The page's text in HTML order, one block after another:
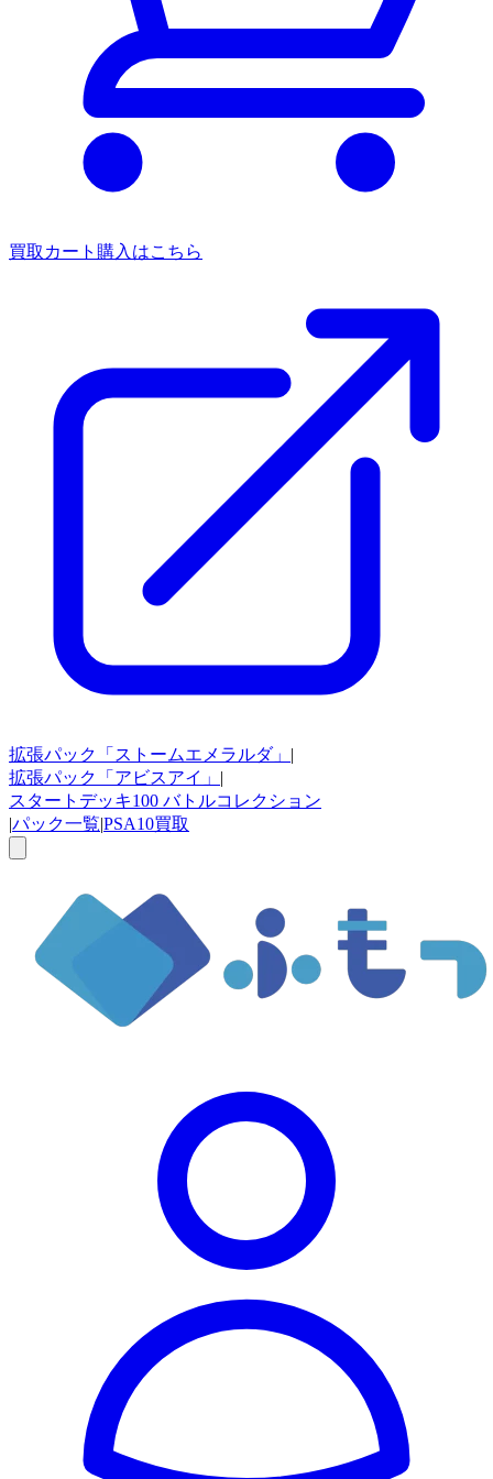
買取カート 購入はこちら
拡張パック 「ストームエメラルダ」 |
拡張パック
「アビスアイ」 |
スタートデッキ100 バトルコレクション
|パック一覧|PSA10買取